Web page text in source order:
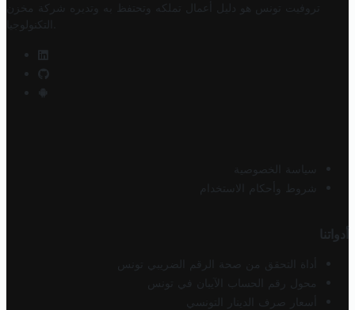
تروفيت تونس هو دليل أعمال تملكه وتحتفظ به وتديره
شركة مخزن
التكنولوجيا
سياسة الخصوصية
شروط وأحكام الاستخدام
أدواتنا
أداة التحقق من صحة الرقم الضريبي تونس
محول رقم الحساب الآيبان في تونس
أسعار صرف الدينار التونسي